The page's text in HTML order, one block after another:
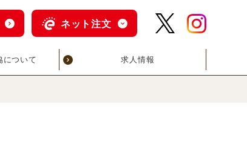
について 求人情報
ネット注文